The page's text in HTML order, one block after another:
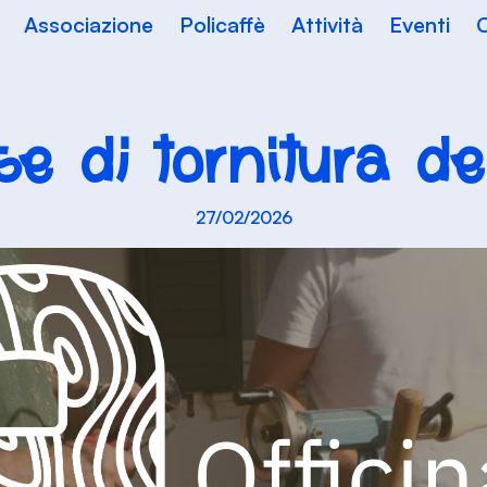
Associazione Policaffè Attività Eventi
di tornitura
27/02/2026